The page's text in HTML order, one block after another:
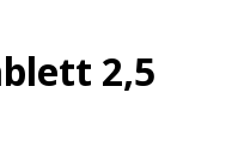
2,5